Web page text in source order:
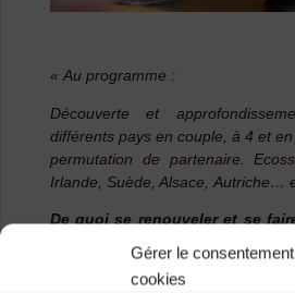
Gérer le
cookies
« Au programme :
Découverte et
différents pays en couple, à 4 et
permutation de partenaire.
Irlande, Suède, Alsace, Autriche…
De quoi se renouveler et se
ou en groupe !